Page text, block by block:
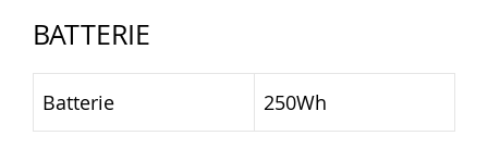
BATTERIE
Batterie 250Wh